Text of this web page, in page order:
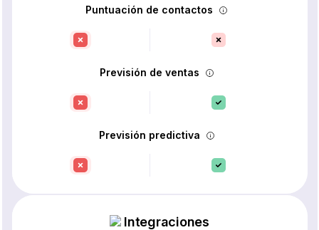
Puntuación de contactos
Previsión de ventas
Previsión predictiva
Integraciones